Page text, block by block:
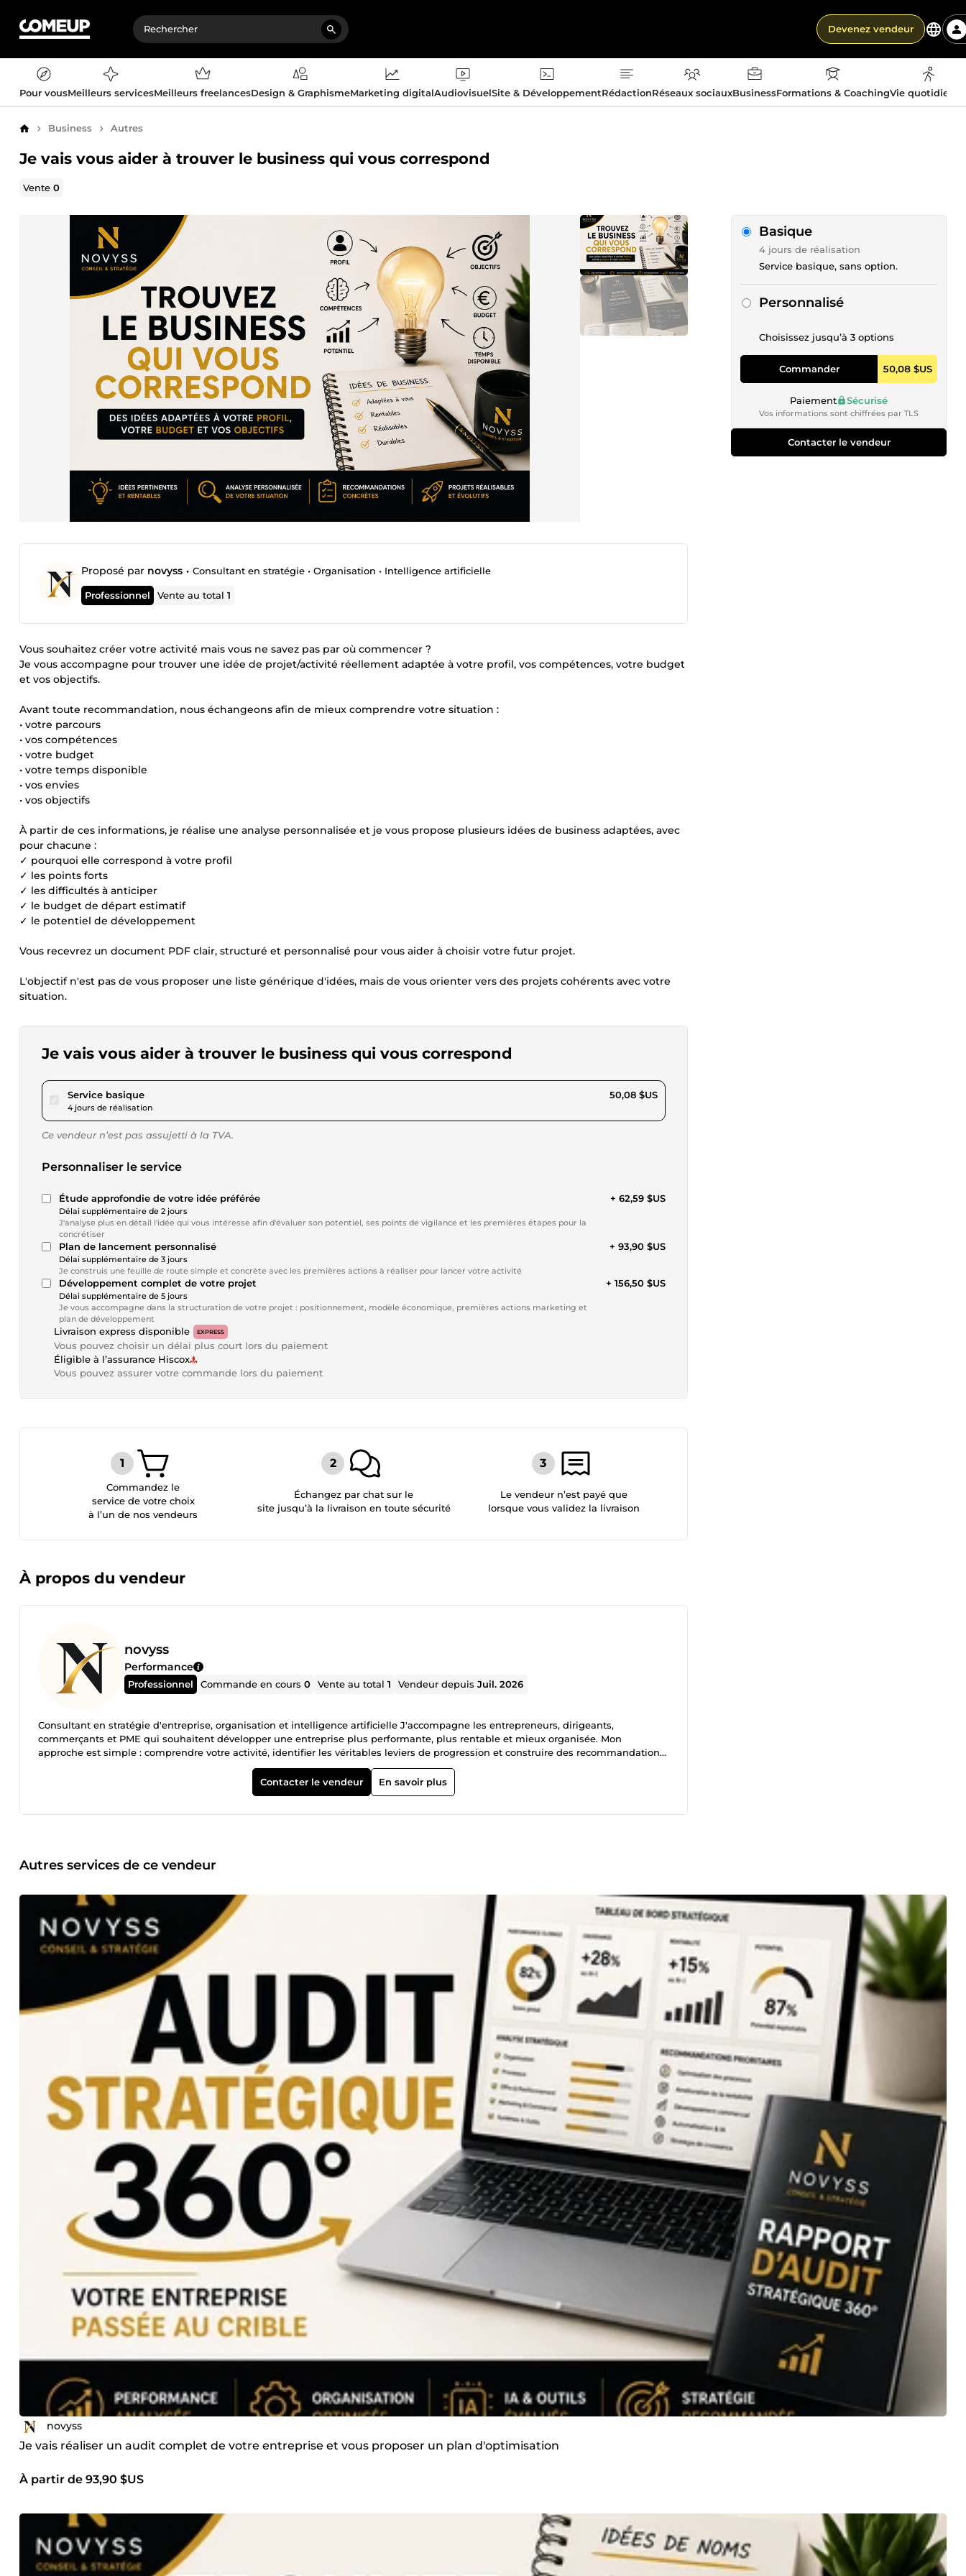
Devenez vendeur
Pour vousMeilleurs servicesMeilleurs freelancesDesign & GraphismeMarketing digitalAudiovisuelSite & DéveloppementRédactionRéseaux sociauxBusinessFormations & CoachingVie
AccueilBusiness Autres
Je vais vous aider à trouver le business qui vous correspond
Vente0
Proposé par novyss • Consultant en stratégie • Organisation • Intelligence artificielle
Professionnel Vente au total1
Vous souhaitez créer votre activité mais vous ne savez pas par où commencer ?
Je vous accompagne pour trouver une idée de projet/activité réellement adaptée à votre profil, vos compétences, votre budget
et vos objectifs.
Avant toute recommandation, nous échangeons afin de mieux comprendre votre situation :
• votre parcours
• vos compétences
• votre budget
• votre temps disponible
• vos envies
• vos objectifs
À partir de ces informations, je réalise une analyse personnalisée et je vous propose plusieurs idées de business adaptées, avec
pour chacune :
✓ pourquoi elle correspond à votre profil
✓ les points forts
✓ les difficultés à anticiper
✓ le budget de départ estimatif
✓ le potentiel de développement
Vous recevrez un document PDF clair, structuré et personnalisé pour vous aider à choisir votre futur projet.
L'objectif n'est pas de vous proposer une liste générique d'idées, mais de vous orienter vers des projets cohérents avec votre
situation.
Je vais vous aider à trouver le business qui vous correspond
Service basiquepour 46,16 $US
4 jours de réalisation
50,08 $US
Ce vendeur n’est pas assujetti à la TVA.
Personnaliser le service
Étude approfondie de votre idée préférée
Délai supplémentaire de 2 jours
J'analyse plus en détail l'idée qui vous intéresse afin d'évaluer son potentiel, ses points de vigilance et les premières étapes pour la
concrétiser
+ 62,59 $US
Plan de lancement personnalisé
Délai supplémentaire de 3 jours
Je construis une feuille de route simple et concrète avec les premières actions à réaliser pour lancer votre activité
+ 93,90 $US
Développement complet de votre projet
Délai supplémentaire de 5 jours
Je vous accompagne dans la structuration de votre projet : positionnement, modèle économique, premières actions marketing et
plan de développement
+ 156,50 $US
Livraison express disponible EXPRESS
Vous pouvez choisir un délai plus court lors du paiement
Éligible à l’assurance Hiscox
Vous pouvez assurer votre commande lors du paiement
Basique
4 jours de réalisation
Service basique, sans option.
Personnalisé
Choisissez jusqu’à 3 options
Commander 50,08 $US
Paiement Sécurisé
Vos informations sont chiffrées par TLS
Contacter le vendeur
Commandez le
service de votre choix
à l’un de nos vendeurs
Échangez par chat sur le
site jusqu’à la livraison en toute sécurité
Le vendeur n’est payé que
lorsque vous validez la livraison
À propos du vendeur
novyss
Performance
Professionnel Commande en cours0 Vente au total1 Vendeur depuisJuil. 2026
Consultant en stratégie d'entreprise, organisation et intelligence artificielle J'accompagne les entrepreneurs, dirigeants,
commerçants et PME qui souhaitent développer une entreprise plus performante, plus rentable et mieux organisée. Mon
approche est simple : comprendre votre activité, identifier les véritables leviers de progression et construire des recommandations
concrètes, adaptées à votre situation. J'interviens notamment sur : ✔ Audit stratégique d'entreprise ✔ Organisation et optimisation
des processus ✔ Développement de nouveaux projets ✔ Intelligence artificielle et automatisation ✔ Marketing digital et e-
commerce ✔ Analyse de rentabilité ✔ Positionnement et création de marque Ce que vous trouverez chez NOVYSS • Une approche
Contacter le vendeur En savoir plus
Autres services de ce vendeur
novyss
Je vais réaliser un audit complet de votre entreprise et vous proposer un plan d'optimisation
À partir de 93,90 $US